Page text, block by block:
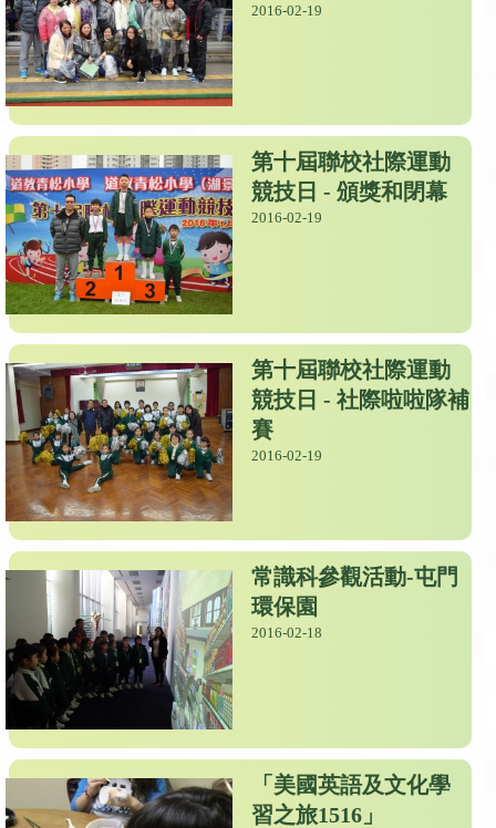
2016-02-19
第十屆聯校社際運動
競技日 - 頒獎和閉幕
2016-02-19
第十屆聯校社際運動
競技日 - 社際啦啦隊補
賽
2016-02-19
常識科參觀活動-屯門
環保園
2016-02-18
「美國英語及文化學
習之旅1516」